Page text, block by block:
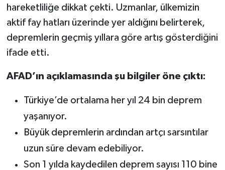
hareketliliğe dikkat çekti. Uzmanlar, ülkemizin
aktif fay hatları üzerinde yer aldığını belirterek,
depremlerin geçmiş yıllara göre artış gösterdiğini
ifade etti.
AFAD’ın açıklamasında şu bilgiler öne çıktı:
Türkiye’de ortalama her yıl 24 bin deprem
yaşanıyor.
Büyük depremlerin ardından artçı sarsıntılar
uzun süre devam edebiliyor.
Son 1 yılda kaydedilen deprem sayısı 110 bine
SİVİL TOPLUM
KİM KİMDİR
ÇEK GÖNDER
KİTAP
HEDEF2020